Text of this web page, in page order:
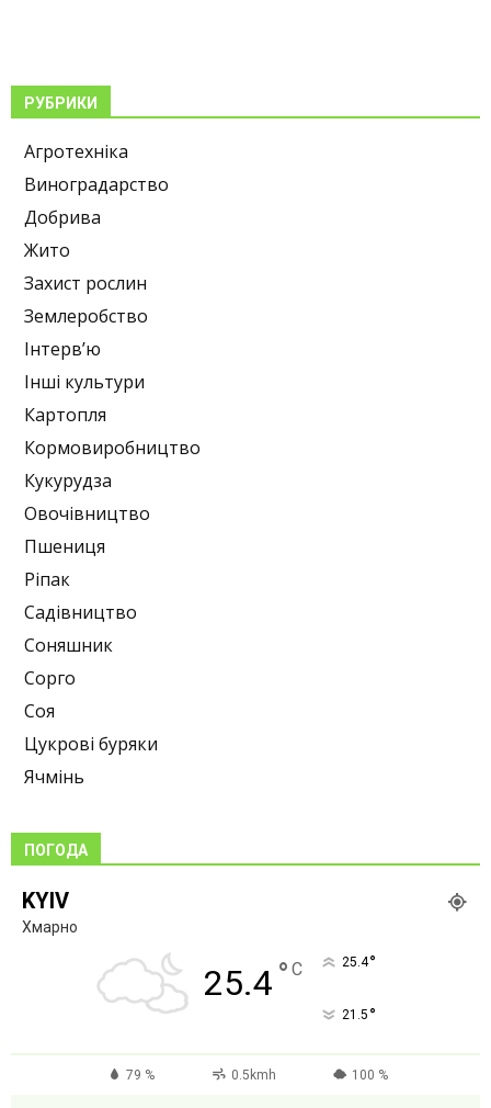
РУБРИКИ
Агротехніка
Виноградарство
Добрива
Жито
Захист рослин
Землеробство
Інтерв’ю
Інші культури
Картопля
Кормовиробництво
Кукурудза
Овочівництво
Пшениця
Ріпак
Садівництво
Соняшник
Сорго
Соя
Цукрові буряки
Ячмінь
ПОГОДА
KYIV
Хмарно
25.4 ° C 25.4°
21.5 °
79 % 0.5kmh 100 %